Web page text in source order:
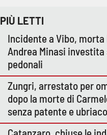
PIÙ LETTI
Incidente a Vibo, morta
Andrea Minasi
pedonali
Zungri, arrestato per
dopo la morte di
senza patente e ubriaco